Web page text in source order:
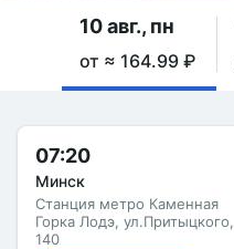
10 авг., пн
от ≈ 164.99 ₽
07:20
Минск
Станция метро Каменная
Горка Лодэ, ул.Притыцкого,
140